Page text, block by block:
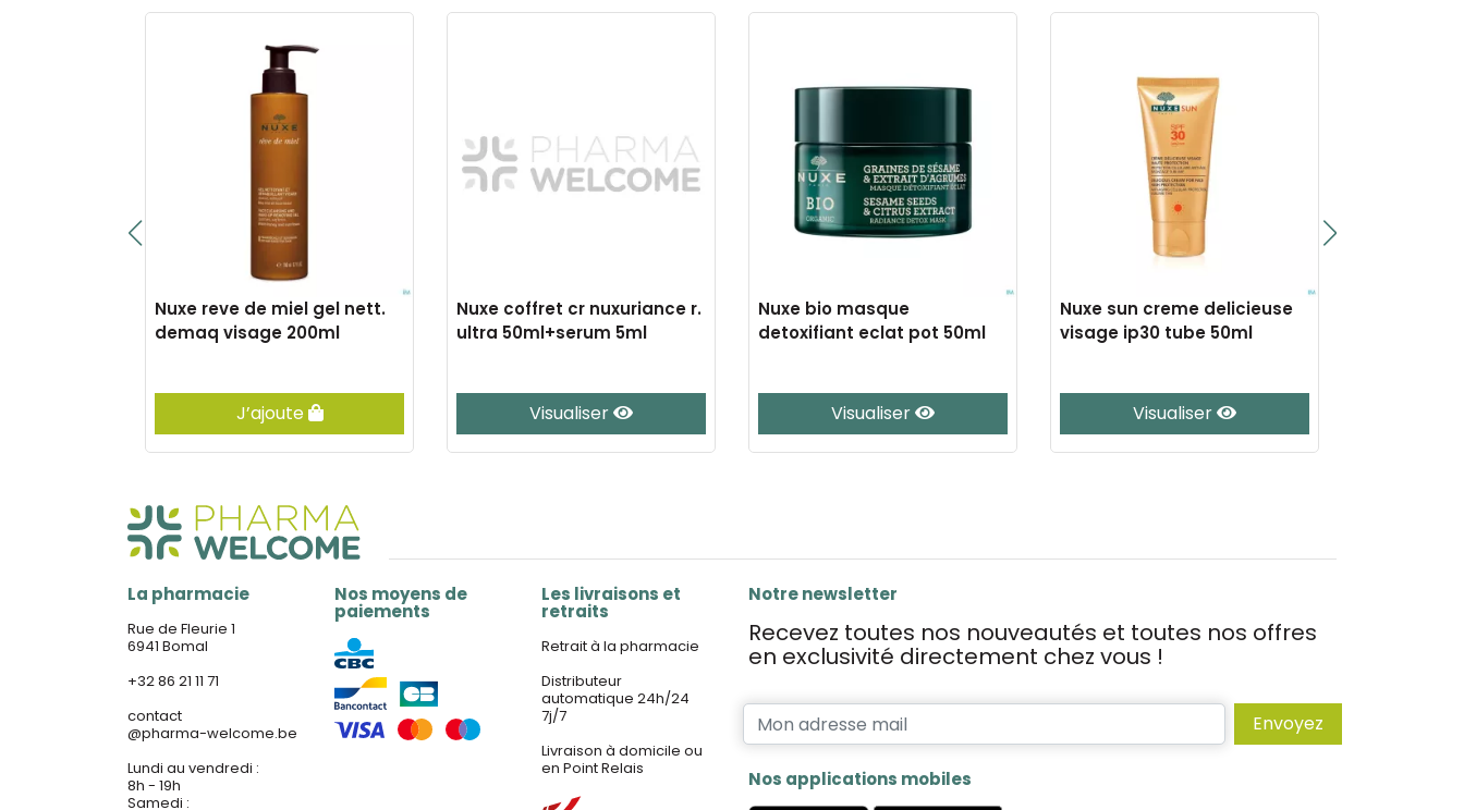
Nuxe reve de miel gel nett.
demaq visage 200ml
J’ajoute
Nuxe coffret cr nuxuriance r.
ultra 50ml+serum 5ml
Visualiser
Nuxe bio masque
detoxifiant eclat pot 50ml
Visualiser
Nuxe sun creme delicieuse
visage ip30 tube 50ml
Visualiser
La pharmacie
Rue de Fleurie 1
6941 Bomal
+32 86 21 11 71
contact
@pharma-welcome.be
Lundi au vendredi :
8h - 19h
Samedi :
Nos moyens de
paiements
Les livraisons et
retraits
Retrait à la pharmacie
Distributeur
automatique 24h/24
7j/7
Livraison à domicile ou
en Point Relais
Notre newsletter
Recevez toutes nos nouveautés et toutes nos offres
en exclusivité directement chez vous !
Envoyez
Nos applications mobiles